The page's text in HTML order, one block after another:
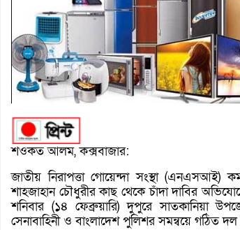
শওকত আলম, কক্সবাজার:
জাতীয় নিরাপত্তা গোয়েন্দা সংস্থা (এনএসআই)
শাহজাহান চৌধুরীর কাছ থেকে চাঁদা দাবির
শনিবার (১৪ ফেব্রুয়ারি) দুপুরে সাতকানিয়া
সেনাবাহিনী ও বাংলাদেশ পুলিশর সমন্বয়ে গঠিত